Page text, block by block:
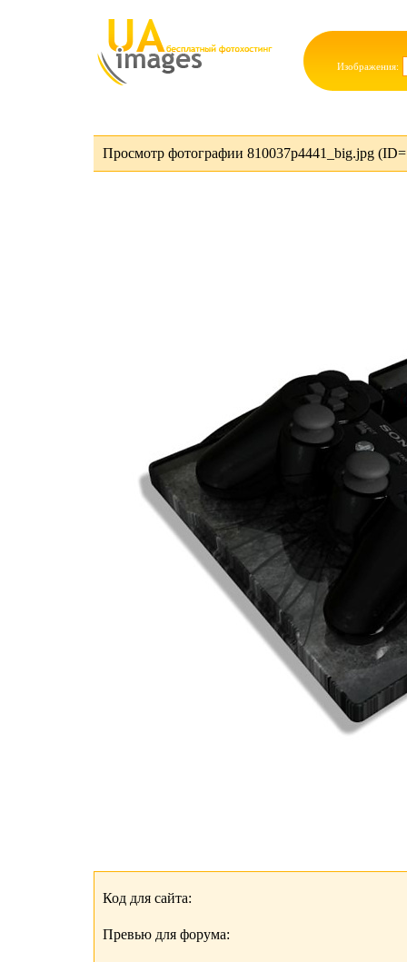
Изображения:
Просмотр фотографии 810037p4441_big.jpg
Код для сайта:
Превью для форума: